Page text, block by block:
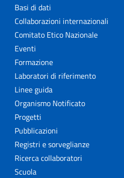
Basi di dati
Collaborazioni internazionali
Comitato Etico Nazionale
Eventi
Formazione
Laboratori di riferimento
Linee guida
Organismo Notificato
Progetti
Pubblicazioni
Registri e sorveglianze
Ricerca collaboratori
Scuola